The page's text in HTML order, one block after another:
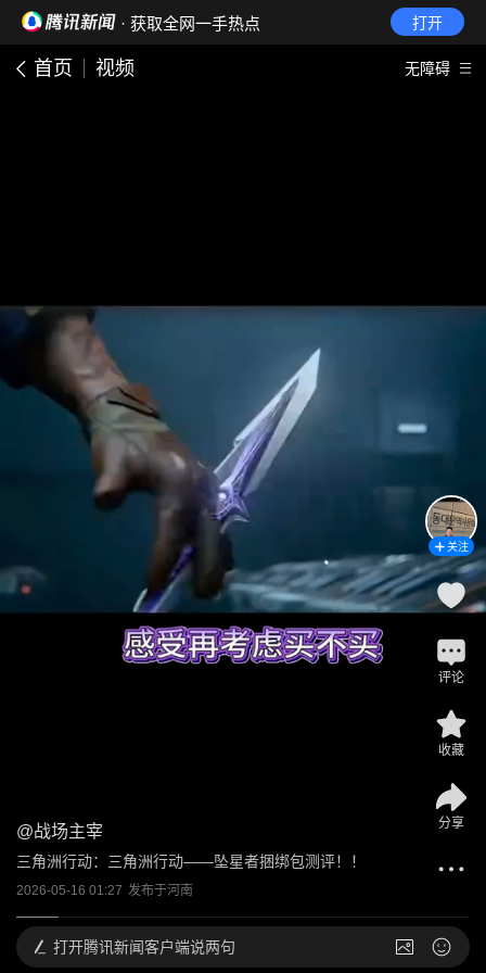
· 获取全网一手热点 打开
首页 视频 无障碍
@战场主宰
三角洲行动：三角洲行动——坠星者捆绑包测评！！
2026-05-16 01:27 发布于河南
关注
评论
收藏
分享
打开腾讯新闻客户端说两句